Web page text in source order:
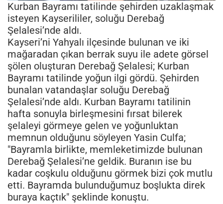
Kurban Bayramı tatilinde şehirden uzaklaşmak
isteyen Kayserililer, soluğu Derebağ
Şelalesi’nde aldı.
Kayseri’ni Yahyalı ilçesinde bulunan ve iki
mağaradan çıkan berrak suyu ile adete görsel
şölen oluşturan Derebağ Şelalesi; Kurban
Bayramı tatilinde yoğun ilgi gördü. Şehirden
bunalan vatandaşlar soluğu Derebağ
Şelalesi’nde aldı. Kurban Bayramı tatilinin
hafta sonuyla birleşmesini fırsat bilerek
şelaleyi görmeye gelen ve yoğunluktan
memnun olduğunu söyleyen Yasin Culfa;
"Bayramla birlikte, memleketimizde bulunan
Derebağ Şelalesi’ne geldik. Buranın ise bu
kadar coşkulu olduğunu görmek bizi çok mutlu
etti. Bayramda bulunduğumuz boşlukta direk
buraya kaçtık" şeklinde konuştu.